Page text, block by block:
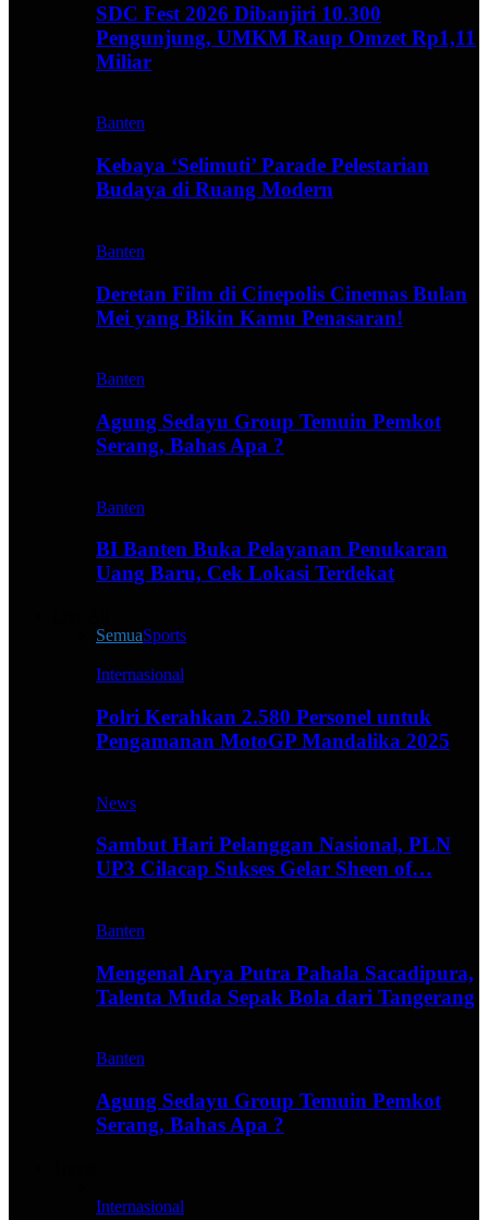
SDC Fest 2026 Dibanjiri 10.300
Pengunjung, UMKM Raup Omzet Rp1,11
Miliar
Banten
Kebaya ‘Selimuti’ Parade Pelestarian
Budaya di Ruang Modern
Banten
Deretan Film di Cinepolis Cinemas Bulan
Mei yang Bikin Kamu Penasaran!
Banten
Agung Sedayu Group Temuin Pemkot
Serang, Bahas Apa ?
Banten
BI Banten Buka Pelayanan Penukaran
Uang Baru, Cek Lokasi Terdekat
SemuaSports
Internasional
Polri Kerahkan 2.580 Personel untuk
Pengamanan MotoGP Mandalika 2025
News
Sambut Hari Pelanggan Nasional, PLN
UP3 Cilacap Sukses Gelar Sheen of…
Banten
Mengenal Arya Putra Pahala Sacadipura,
Talenta Muda Sepak Bola dari Tangerang
Banten
Agung Sedayu Group Temuin Pemkot
Serang, Bahas Apa ?
Internasional